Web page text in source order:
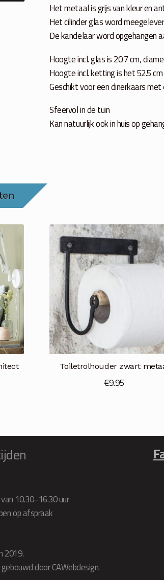
Het metaal is grijs van kleur en
Het cilinder glas word
De kandelaar word opgehangen
Hoogte incl. glas is 20.7 cm,
Hoogte incl. ketting is het 52.5
Geschikt voor een dinerkaars
Sfeervol in de tuin
Kan natuurlijk ook in huis op
Toiletrolhouder zwart
€9.95
10.30–16.30 uur
op afspraak
2019.
door CAWebdesign.